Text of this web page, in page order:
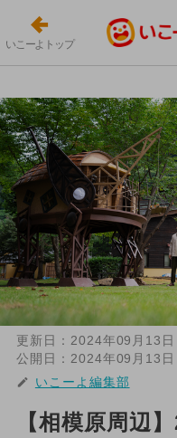
いこーよトップ
更新日： 2024年09月13日
公開日： 2024年09月13日
いこーよ編集部
【相模原周辺